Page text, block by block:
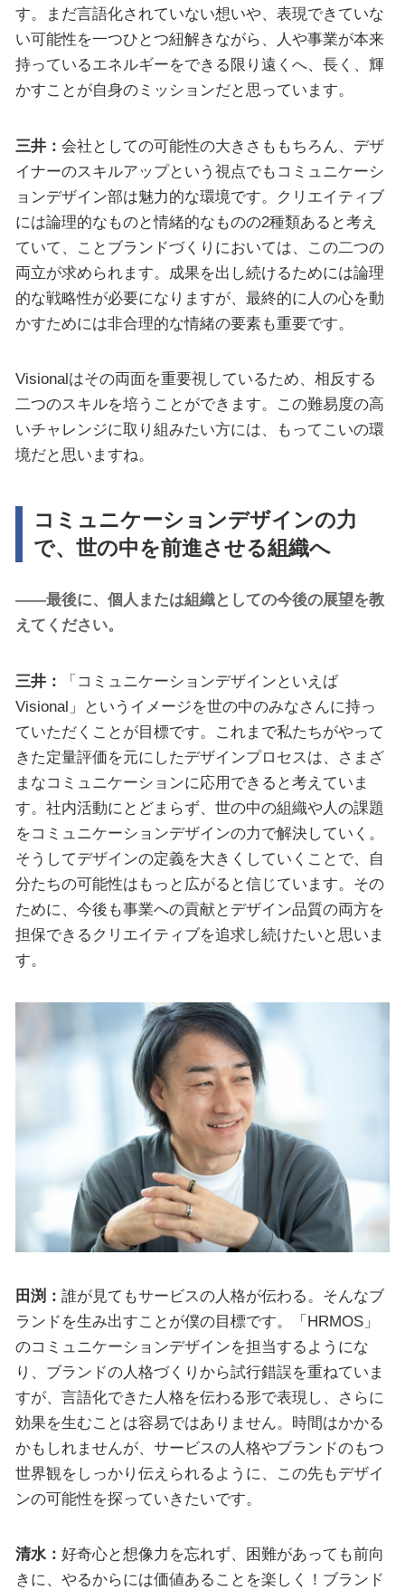
す。まだ言語化されていない想いや、表現できていな
い可能性を一つひとつ紐解きながら、人や事業が本来
持っているエネルギーをできる限り遠くへ、長く、輝
かすことが自身のミッションだと思っています。
三井： 会社としての可能性の大きさももちろん、デザ
イナーのスキルアップという視点でもコミュニケーシ
ョンデザイン部は魅力的な環境です。クリエイティブ
には論理的なものと情緒的なものの2種類あると考え
ていて、ことブランドづくりにおいては、この二つの
両立が求められます。成果を出し続けるためには論理
的な戦略性が必要になりますが、最終的に人の心を動
かすためには非合理的な情緒の要素も重要です。
Visionalはその両面を重要視しているため、相反する
二つのスキルを培うことができます。この難易度の高
いチャレンジに取り組みたい方には、もってこいの環
境だと思いますね。
コミュニケーションデザインの力
で、世の中を前進させる組織へ
――最後に、個人または組織としての今後の展望を教
えてください。
三井：
「コミュニケーションデザインといえば
Visional」というイメージを世の中のみなさんに持っ
ていただくことが目標です。これまで私たちがやって
きた定量評価を元にしたデザインプロセスは、さまざ
まなコミュニケーションに応用できると考えていま
す。社内活動にとどまらず、世の中の組織や人の課題
をコミュニケーションデザインの力で解決していく。
そうしてデザインの定義を大きくしていくことで、自
分たちの可能性はもっと広がると信じています。その
ために、今後も事業への貢献とデザイン品質の両方を
担保できるクリエイティブを追求し続けたいと思いま
す。
田渕： 誰が見てもサービスの人格が伝わる。そんなブ
ランドを生み出すことが僕の目標です。「HRMOS」
のコミュニケーションデザインを担当するようにな
り、ブランドの人格づくりから試行錯誤を重ねていま
すが、言語化できた人格を伝わる形で表現し、さらに
効果を生むことは容易ではありません。時間はかかる
かもしれませんが、サービスの人格やブランドのもつ
世界観をしっかり伝えられるように、この先もデザイ
ンの可能性を探っていきたいです。
清水： 好奇心と想像力を忘れず、困難があっても前向
きに、やるからには価値あることを楽しく！ブランド